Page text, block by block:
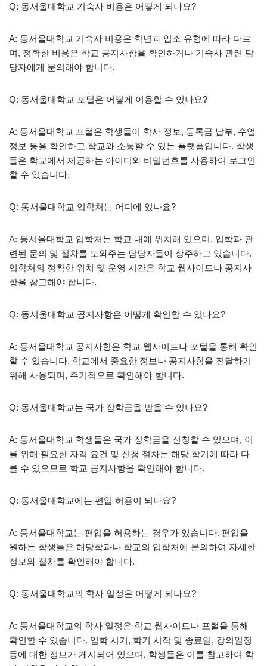
Q: 동서울대학교 기숙사 비용은 어떻게 되나요?
A: 동서울대학교 기숙사 비용은 학년과 입소 유형에 따라 다르
며, 정확한 비용은 학교 공지사항을 확인하거나 기숙사 관련 담
당자에게 문의해야 합니다.
Q: 동서울대학교 포털은 어떻게 이용할 수 있나요?
A: 동서울대학교 포털은 학생들이 학사 정보, 등록금 납부, 수업
정보 등을 확인하고 학교와 소통할 수 있는 플랫폼입니다. 학생
들은 학교에서 제공하는 아이디와 비밀번호를 사용하여 로그인
할 수 있습니다.
Q: 동서울대학교 입학처는 어디에 있나요?
A: 동서울대학교 입학처는 학교 내에 위치해 있으며, 입학과 관
련된 문의 및 절차를 도와주는 담당자들이 상주하고 있습니다.
입학처의 정확한 위치 및 운영 시간은 학교 웹사이트나 공지사
항을 참고해야 합니다.
Q: 동서울대학교 공지사항은 어떻게 확인할 수 있나요?
A: 동서울대학교 공지사항은 학교 웹사이트나 포털을 통해 확인
할 수 있습니다. 학교에서 중요한 정보나 공지사항을 전달하기
위해 사용되며, 주기적으로 확인해야 합니다.
Q: 동서울대학교는 국가 장학금을 받을 수 있나요?
A: 동서울대학교 학생들은 국가 장학금을 신청할 수 있으며, 이
를 위해 필요한 자격 요건 및 신청 절차는 해당 학기에 따라 다
를 수 있으므로 학교 공지사항을 확인해야 합니다.
Q: 동서울대학교에는 편입 허용이 되나요?
A: 동서울대학교는 편입을 허용하는 경우가 있습니다. 편입을
원하는 학생들은 해당학과나 학교의 입학처에 문의하여 자세한
정보와 절차를 확인해야 합니다.
Q: 동서울대학교의 학사 일정은 어떻게 되나요?
A: 동서울대학교의 학사 일정은 학교 웹사이트나 포털을 통해
확인할 수 있습니다. 입학 시기, 학기 시작 및 종료일, 강의일정
등에 대한 정보가 게시되어 있으며, 학생들은 이를 참고하여 학